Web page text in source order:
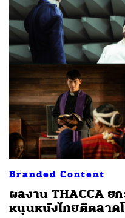
Branded Content
ผลงาน THACCA ย
หนุนหนังไทยตีตลาด